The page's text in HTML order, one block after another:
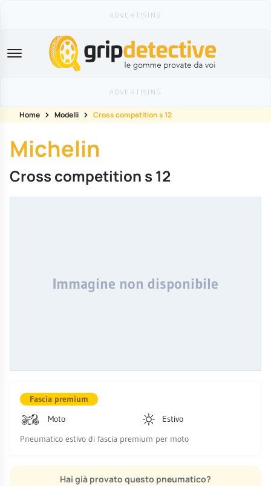
GripDetective
Home Modelli Cross competition s 12
Michelin
Cross competition s 12
Immagine non disponibile
Fascia premium
Moto
Estivo
Pneumatico estivo di fascia premium per moto
Hai già provato questo pneumatico?